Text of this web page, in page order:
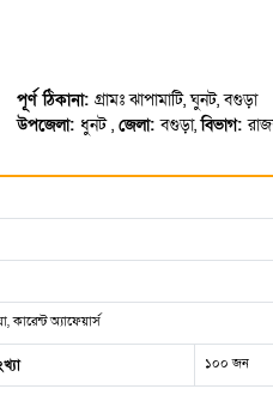
পূর্ণ ঠিকানা: গ্রামঃ ঝাপামাটি, ঘুনট, বগুড়া
উপজেলা: ধুনট , জেলা:বগুড়া,বিভাগ:
অ্যাফেয়ার্স
১০০ জন